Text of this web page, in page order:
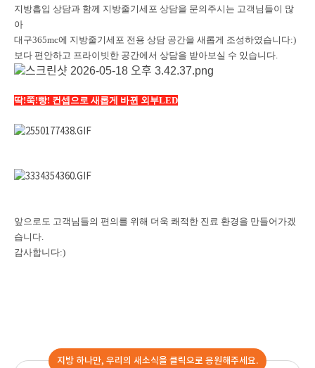
지방흡입 상담과 함께 지방줄기세포 상담을 문의주시는 고객님들이 많
아
대구365mc에 지방줄기세포 전용 상담 공간을 새롭게 조성하였습니다:)
보다 편안하고 프라이빗한 공간에서 상담을 받아보실 수 있습니다.
딱!쭉!빵! 컨셉으로 새롭게 바뀐 외부LED
앞으로도 고객님들의 편의를 위해 더욱 쾌적한 진료 환경을 만들어가겠
습니다.
감사합니다:)
지방 하나만, 우리의 새소식을 클릭으로 응원해주세요.